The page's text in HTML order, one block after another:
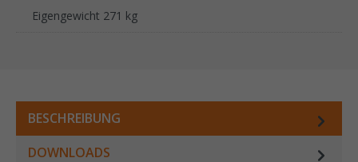
Eigengewicht 271 kg
BESCHREIBUNG
DOWNLOADS